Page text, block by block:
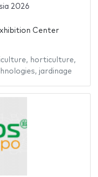
2026
Center
, horticulture,
, jardinage